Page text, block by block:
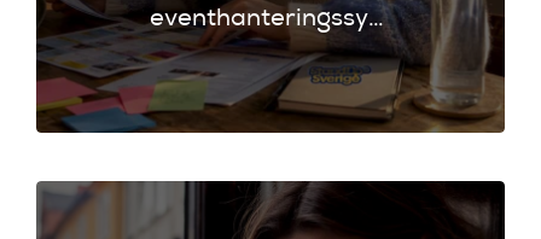
eventhanteringssystem
för standup-
arrangörer. Få
insikter om
evenemangskalender
och biljettlänkar!